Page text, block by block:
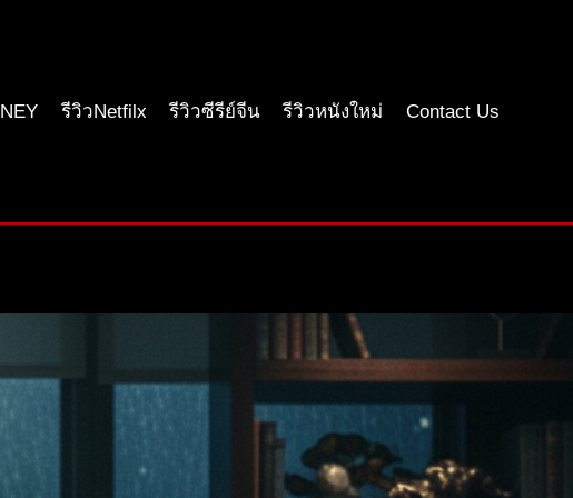
รีวิวNetfilx รีวิวซีรีย์จีน รีวิวหนังใหม่ Contact Us